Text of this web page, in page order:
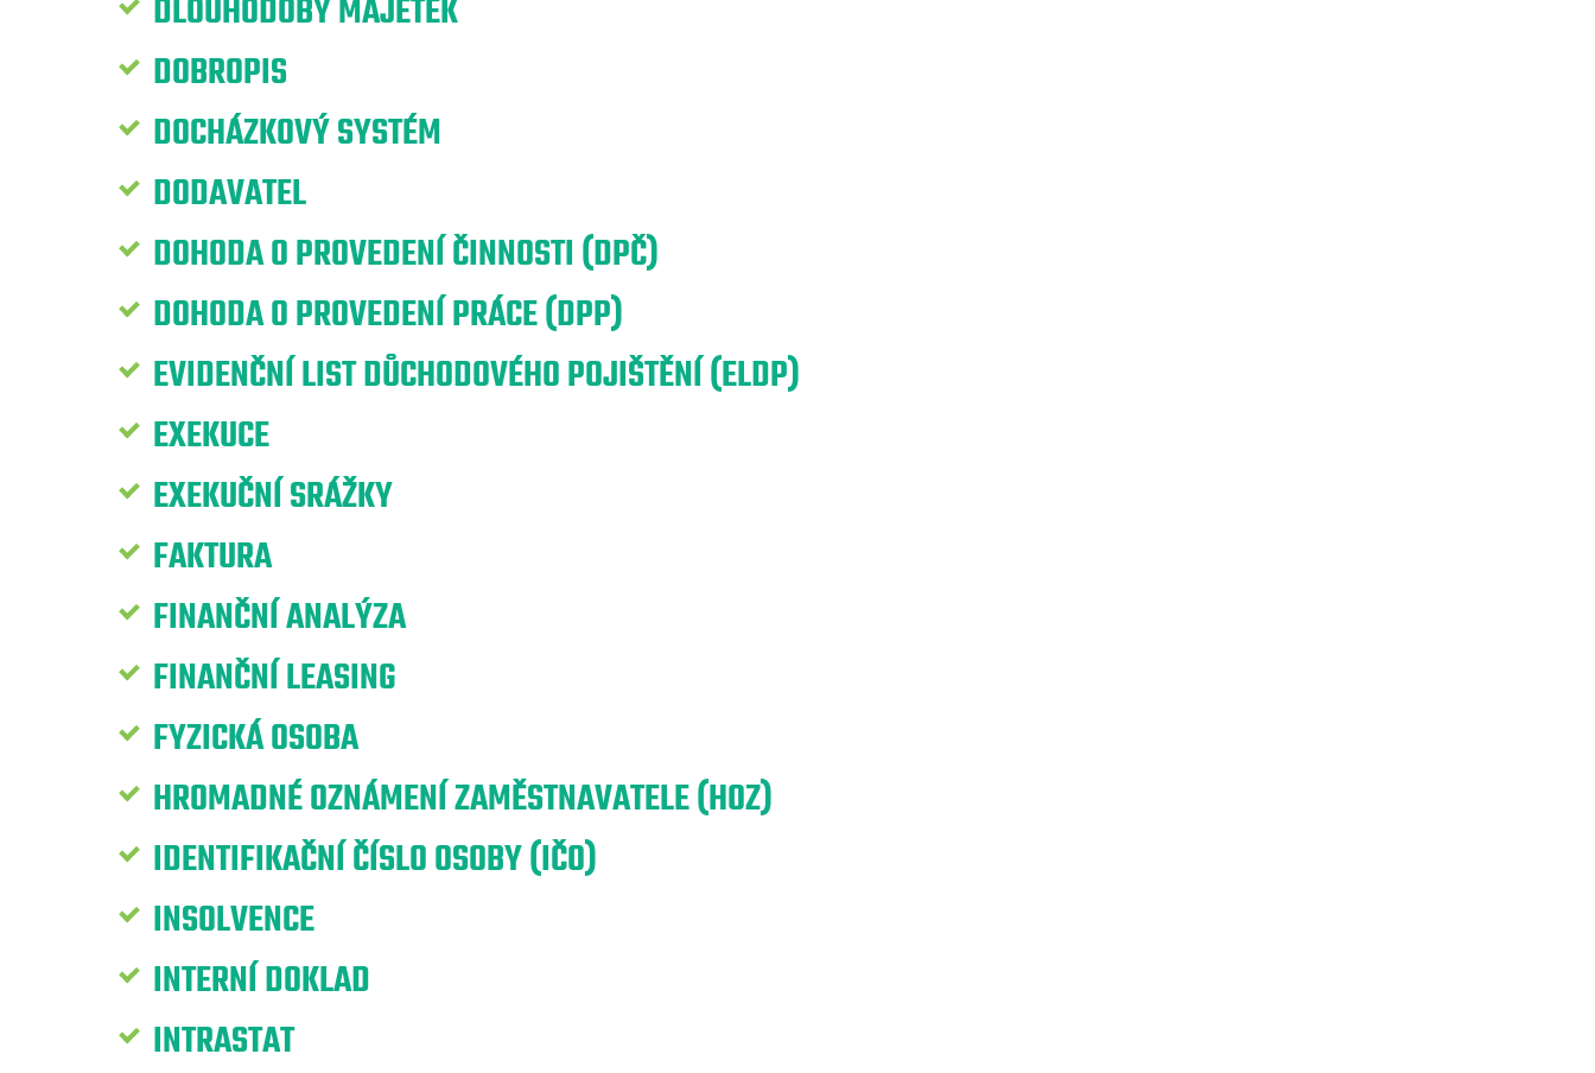
DLOUHODOBÝ MAJETEK
DOBROPIS
DOCHÁZKOVÝ SYSTÉM
DODAVATEL
DOHODA O PROVEDENÍ ČINNOSTI (DPČ)
DOHODA O PROVEDENÍ PRÁCE (DPP)
EVIDENČNÍ LIST DŮCHODOVÉHO POJIŠTĚNÍ (ELDP)
EXEKUCE
EXEKUČNÍ SRÁŽKY
FAKTURA
FINANČNÍ ANALÝZA
FINANČNÍ LEASING
FYZICKÁ OSOBA
HROMADNÉ OZNÁMENÍ ZAMĚSTNAVATELE (HOZ)
IDENTIFIKAČNÍ ČÍSLO OSOBY (IČO)
INSOLVENCE
INTERNÍ DOKLAD
INTRASTAT